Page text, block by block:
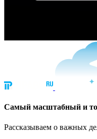
Cамый масштабный и
Рассказываем о важных